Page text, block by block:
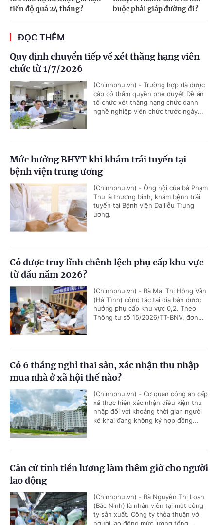
tiến độ quá 24 tháng?
buộc phải giáp đường đi?
ĐỌC THÊM
Quy định chuyển tiếp về xét thăng hạng viên
chức từ 1/7/2026
(Chinhphu.vn) - Trường hợp đã được
cấp có thẩm quyền phê duyệt Đề án
tổ chức xét thăng hạng chức danh
nghề nghiệp viên chức trước ngày...
Mức hưởng BHYT khi khám trái tuyến tại
bệnh viện trung ương
(Chinhphu.vn) - Ông nội của bà Phạm
Thu là thương binh, khám bệnh trái
tuyến tại Bệnh viện Da liễu Trung
ương.
Có được truy lĩnh chênh lệch phụ cấp khu vực
từ đầu năm 2026?
(Chinhphu.vn) - Bà Mai Thị Hồng Vân
(Hà Tĩnh) công tác tại địa bàn được
hưởng phụ cấp khu vực 0,2. Theo
Thông tư số 15/2026/TT-BNV, đơn...
Có 6 tháng nghỉ thai sản, xác nhận thu nhập
mua nhà ở xã hội thế nào?
(Chinhphu.vn) - Cơ quan công an cấp
xã thực hiện xác nhận điều kiện thu
nhập đối với khoảng thời gian người
kê khai đang không ký hợp đồng...
Căn cứ tính tiền lương làm thêm giờ cho người
lao động
(Chinhphu.vn) - Bà Nguyễn Thị Loan
(Bắc Ninh) là nhân viên tại một công
ty sản xuất. Công ty thỏa thuận với
người lao động mức lương tổng...